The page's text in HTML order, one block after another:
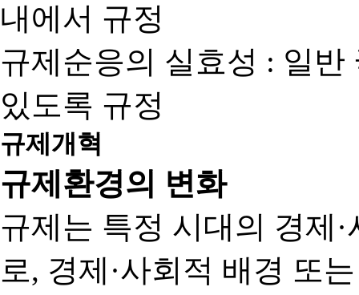
내에서 규정
규제순응의 실효성 : 일
있도록 규정
규제개혁
규제환경의 변화
규제는 특정 시대의 경제
로, 경제·사회적 배경 또